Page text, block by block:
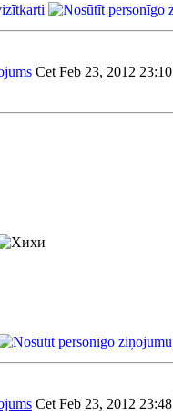
Cet Feb 23, 2012 23:10
Cet Feb 23, 2012 23:48